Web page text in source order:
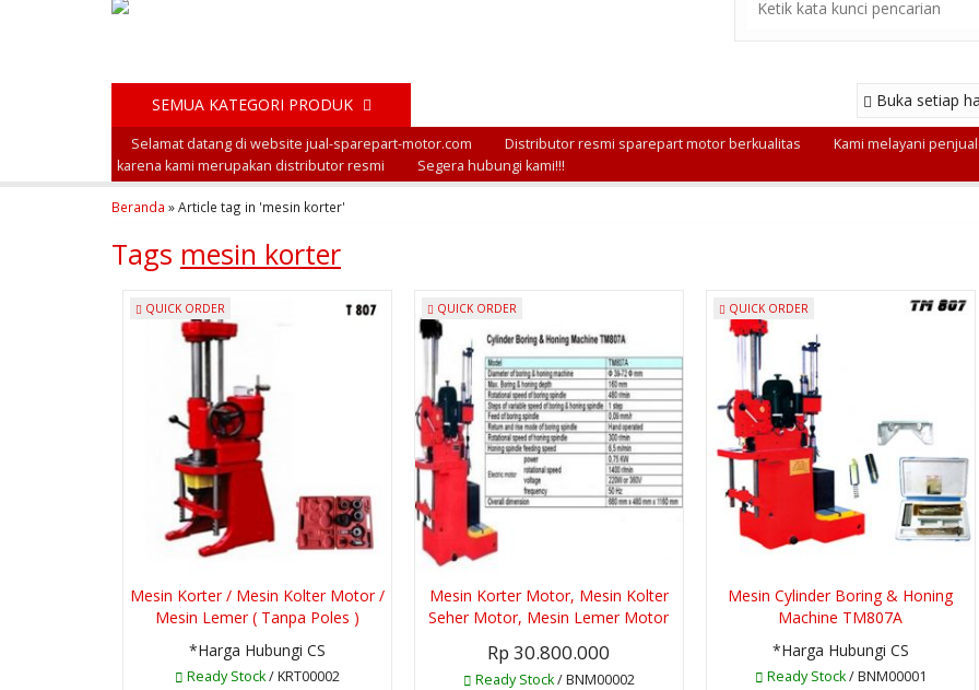
Buka setiap
SEMUA KATEGORI PRODUK
Selamat datang di website jual-sparepart-motor.com Distributor resmi sparepart motor berkualitas Kami melayani
karena kami merupakan distributor resmi
Segera hubungi kami!!!
Beranda »Article tag in 'mesin korter'
Tags mesin korter
QUICK ORDER
Mesin Korter / Mesin Kolter Motor /
Mesin Lemer ( Tanpa Poles )
*Harga Hubungi CS
Ready Stock/ KRT00002
QUICK ORDER
Mesin Korter Motor, Mesin Kolter
Seher Motor, Mesin Lemer Motor
Rp 30.800.000
Ready Stock/ BNM00002
QUICK ORDER
Mesin Cylinder Boring & Honing
Machine TM807A
*Harga Hubungi CS
Ready Stock/ BNM00001